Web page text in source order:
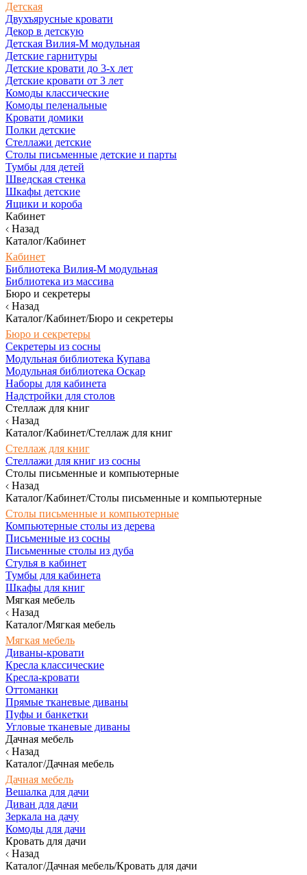
Детская
Двухъярусные кровати
Декор в детскую
Детская Вилия-М модульная
Детские гарнитуры
Детские кровати до 3-х лет
Детские кровати от 3 лет
Комоды классические
Комоды пеленальные
Кровати домики
Полки детские
Стеллажи детские
Столы письменные детские и парты
Тумбы для детей
Шведская стенка
Шкафы детские
Ящики и короба
Кабинет
Назад
Каталог/Кабинет
Кабинет
Библиотека Вилия-М модульная
Библиотека из массива
Бюро и секретеры
Назад
Каталог/Кабинет/Бюро и секретеры
Бюро и секретеры
Секретеры из сосны
Модульная библиотека Купава
Модульная библиотека Оскар
Наборы для кабинета
Надстройки для столов
Стеллаж для книг
Назад
Каталог/Кабинет/Стеллаж для книг
Стеллаж для книг
Стеллажи для книг из сосны
Столы письменные и компьютерные
Назад
Каталог/Кабинет/Столы письменные и компьютерные
Столы письменные и компьютерные
Компьютерные столы из дерева
Письменные из сосны
Письменные столы из дуба
Стулья в кабинет
Тумбы для кабинета
Шкафы для книг
Мягкая мебель
Назад
Каталог/Мягкая мебель
Мягкая мебель
Диваны-кровати
Кресла классические
Кресла-кровати
Оттоманки
Прямые тканевые диваны
Пуфы и банкетки
Угловые тканевые диваны
Дачная мебель
Назад
Каталог/Дачная мебель
Дачная мебель
Вешалка для дачи
Диван для дачи
Зеркала на дачу
Комоды для дачи
Кровать для дачи
Назад
Каталог/Дачная мебель/Кровать для дачи